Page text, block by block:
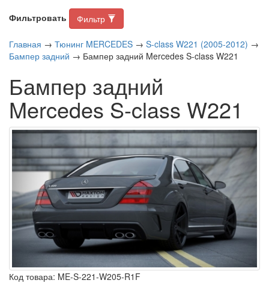
Фильтровать Фильтр
Главная → Тюнинг MERCEDES → S-class W221 (2005-2012) →
Бампер задний → Бампер задний Mercedes S-class W221
Бампер задний
Mercedes S-class W221
Код товара: ME-S-221-W205-R1F